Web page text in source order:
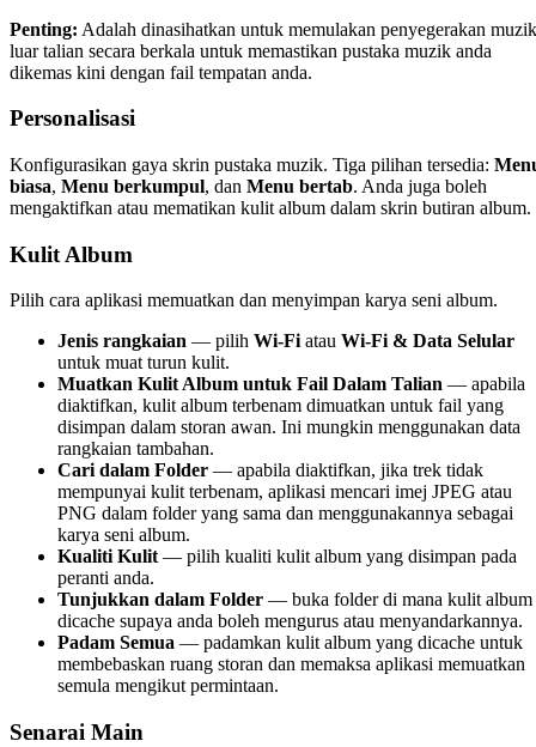
Penting: Adalah dinasihatkan untuk memulakan penyegerakan muzik
luar talian secara berkala untuk memastikan pustaka muzik anda
dikemas kini dengan fail tempatan anda.
Personalisasi
Konfigurasikan gaya skrin pustaka muzik. Tiga pilihan tersedia:
biasa, Menu berkumpul, dan Menu bertab. Anda juga boleh
mengaktifkan atau mematikan kulit album dalam skrin butiran album.
Kulit Album
Pilih cara aplikasi memuatkan dan menyimpan karya seni album.
Jenis rangkaian — pilih Wi-Fi atau Wi-Fi & Data Selular
untuk muat turun kulit.
Muatkan Kulit Album untuk Fail Dalam Talian — apabila
diaktifkan, kulit album terbenam dimuatkan untuk fail yang
disimpan dalam storan awan. Ini mungkin menggunakan data
rangkaian tambahan.
Cari dalam Folder — apabila diaktifkan, jika trek tidak
mempunyai kulit terbenam, aplikasi mencari imej JPEG atau
PNG dalam folder yang sama dan menggunakannya sebagai
karya seni album.
Kualiti Kulit — pilih kualiti kulit album yang disimpan pada
peranti anda.
Tunjukkan dalam Folder — buka folder di mana kulit album
dicache supaya anda boleh mengurus atau menyandarkannya.
Padam Semua — padamkan kulit album yang dicache untuk
membebaskan ruang storan dan memaksa aplikasi memuatkan
semula mengikut permintaan.
Senarai Main